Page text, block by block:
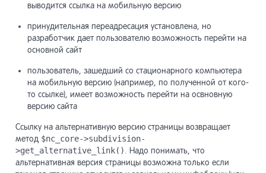
выводится ссылка на мобильную версию
принудительная переадресация установлена, но
разработчик дает пользователю возможность перейти на
основной сайт
пользователь, зашедший со стационарного компьютера
на мобильную версию (например, по полученной от кого-
то ссылке), имеет возможность перейти на освновную
версию сайта
Ссылку на альтернативную версию страницы возвращает
метод $nc_core->subdivision-
>get_alternative_link()
. Надо понимать, что
альтернативная версия страницы возможна только если